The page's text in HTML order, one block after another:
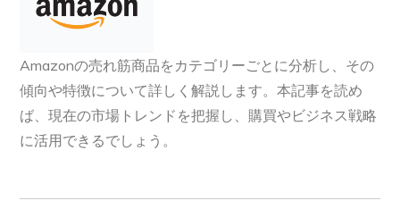
Amazonの売れ筋商品をカテゴリーごとに分析し、その
傾向や特徴について詳しく解説します。本記事を読め
ば、現在の市場トレンドを把握し、購買やビジネス戦略
に活用できるでしょう。